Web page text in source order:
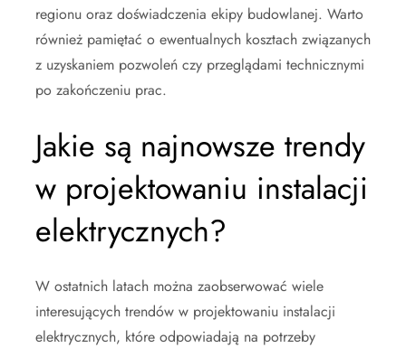
regionu oraz doświadczenia ekipy budowlanej. Warto
również pamiętać o ewentualnych kosztach związanych
z uzyskaniem pozwoleń czy przeglądami technicznymi
po zakończeniu prac.
Jakie są najnowsze trendy
w projektowaniu instalacji
elektrycznych?
W ostatnich latach można zaobserwować wiele
interesujących trendów w projektowaniu instalacji
elektrycznych, które odpowiadają na potrzeby